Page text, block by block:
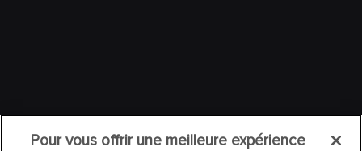
Pour vous offrir une meilleure expérience